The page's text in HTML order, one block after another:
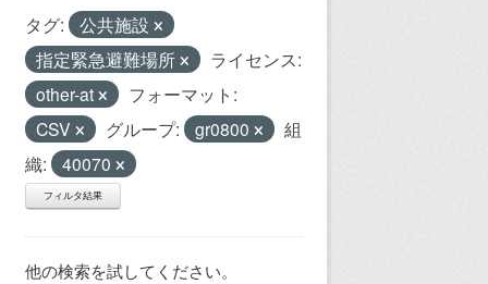
タグ:
公共施設
指定緊急避難場所
ライセンス:
other-at
フォーマット:
CSV
グループ: gr0800
組
織:
40070
フィルタ結果
他の検索を試してください。